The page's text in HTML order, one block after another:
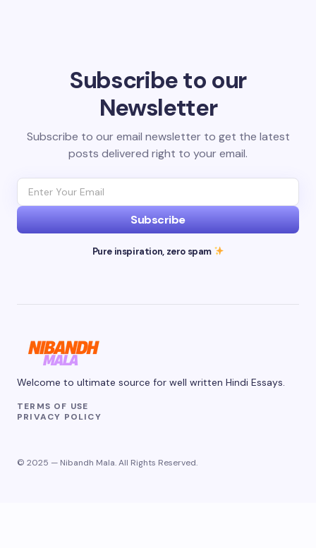
Subscribe to our
Newsletter
Subscribe to our email newsletter to get the latest
posts delivered right to your email.
Subscribe
Pure inspiration, zero spam
Welcome to ultimate source for well written Hindi Essays.
TERMS OF USE
PRIVACY POLICY
© 2025 — Nibandh Mala. All Rights Reserved.